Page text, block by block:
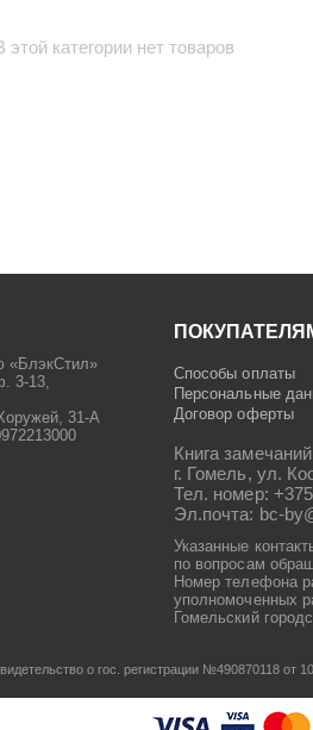
этой категории нет товаров
«БлэкСтил»
3-13,
31-А
Способы оплаты
Персональные
Договор оферты
Книга
г. Гомель, ул.
Тел. номер:
Эл.почта: bc-
Указанные
по вопросам
Номер телефона
уполномоченных
Гомельский
о гос. регистрации №490870118 от